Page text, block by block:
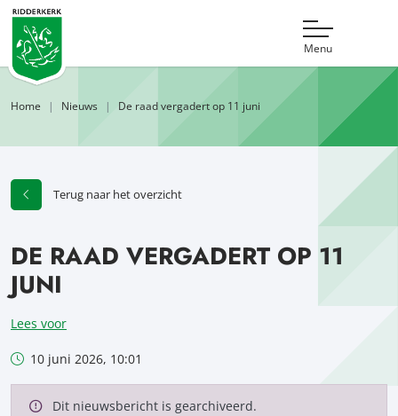
Menu
Home Nieuws De raad vergadert op 11 juni
Terug naar het overzicht
DE RAAD VERGADERT OP 11
JUNI
Lees voor
10 juni 2026, 10:01
Dit nieuwsbericht is gearchiveerd.